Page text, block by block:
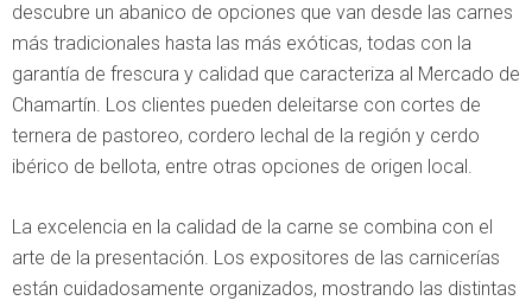
descubre un abanico de opciones que van desde las carnes
más tradicionales hasta las más exóticas, todas con la
garantía de frescura y calidad que caracteriza al Mercado de
Chamartín. Los clientes pueden deleitarse con cortes de
ternera de pastoreo, cordero lechal de la región y cerdo
ibérico de bellota, entre otras opciones de origen local.
La excelencia en la calidad de la carne se combina con el
arte de la presentación. Los expositores de las carnicerías
están cuidadosamente organizados, mostrando las distintas